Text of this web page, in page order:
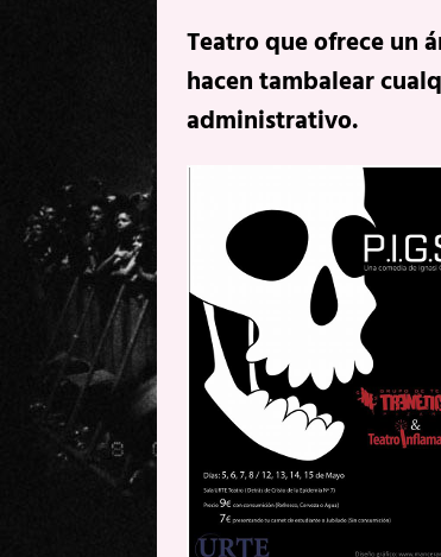
Teatro que ofrece un
hacen tambalear
administrativo.